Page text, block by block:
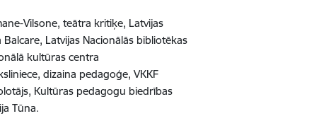
Vilsone, teātra kritiķe, Latvijas
Latvijas Nacionālās bibliotēkas
kultūras centra
dizaina pedagoģe, VKKF
Kultūras pedagogu biedrības
Tūna.